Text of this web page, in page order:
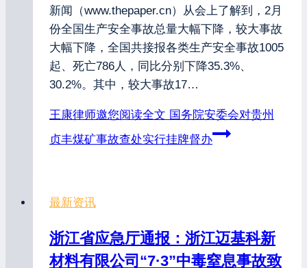
新闻（www.thepaper.cn）从会上了解到，2月
份全国生产安全事故总量大幅下降，较大事故
大幅下降，全国共接报各类生产安全事故1005
起、死亡786人，同比分别下降35.3%、
30.2%。其中，较大事故17…
王康律师邀您阅读全文 国务院安委会对贵州
贞丰煤矿事故查处实行挂牌督办
最新资讯
浙江省应急厅通报：浙江迈基科新
材料有限公司“7·3”中毒窒息事故致